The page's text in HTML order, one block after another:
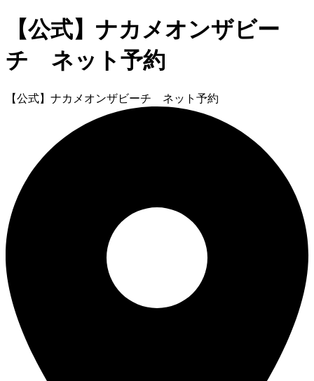
【公式】ナカメオンザビー
チ ネット予約
【公式】ナカメオンザビーチ ネット予約